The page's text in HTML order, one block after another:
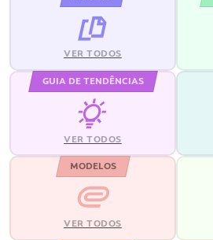
VER TODOS
GUIA DE TENDÊNCIAS
VER TODOS
MODELOS
VER TODOS